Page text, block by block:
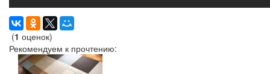
(1 оценок)
Рекомендуем к прочтению: